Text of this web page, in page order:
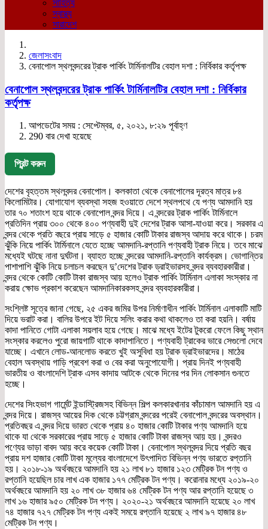
সাহিত্য
স্বাস্থ্য
সারাদেশ
জেলাসংবাদ
বেনাপোল স্থলবন্দরের ট্রাক পার্কিং টার্মিনালটির বেহাল দশা : নির্বিকার কর্তৃপক্ষ
বেনাপোল স্থলবন্দরের ট্রাক পার্কিং টার্মিনালটির বেহাল দশা : নির্বিকার
কর্তৃপক্ষ
আপডেটের সময় : সেপ্টেম্বর, ৫, ২০২১, ৮:২৯ পূর্বাহ্ণ
290 বার দেখা হয়েছে
প্রিন্ট করুন
দেশের বৃহত্তম স্থলবন্দর বেনাপোল। কলকাতা থেকে বেনাপোলের দূরত্ব মাত্র ৮৪
কিলোমিটার। যোগাযোগ ব্যবস্থা সহজ হওয়াতে দেশে স্থলপথে যে পণ্য আমদানি হয়
তার ৭০ শতাংশ হয়ে থাকে বেনাপোল বন্দর দিয়ে। এ বন্দরের ট্রাক পার্কিং টার্মিনালে
প্রতিদিন প্রায় ৩০০ থেকে ৪০০ পণ্যবাহী দুই দেশের ট্রাক আসা-যাওয়া করে। সরকার এ
বন্দর থেকে প্রতি বছরে প্রায় সাড়ে ৫ হাজার কোটি টাকার রাজস্ব আদায় করে থাকে। চরম
ঝুঁকি নিয়ে পার্কিং টার্মিনালে যেতে হচ্ছে আমদানি-রপ্তানি পণ্যবাহী ট্রাক নিয়ে। তবে মাঝে
মধ্যেই ঘটছে নানা দুর্ঘটনা। ব্যাহত হচ্ছে বন্দরের আমদানি-রপ্তানি কার্যক্রম। ভোগান্তির
পাশাপাশি ঝুঁকি নিয়ে চলাচল করছেন দু’দেশের ট্রাক ড্রাইভারসহ বন্দর ব্যবহারকারীরা।
বন্দর থেকে কোটি কোটি টাকা রাজস্ব আয় হলেও ট্রাক পার্কিং টার্মিনাল এলাকা সংস্কার না
করায় ক্ষোভ প্রকাশ করেছেন আমদানিকারকসহ বন্দর ব্যবহারকারীরা।
সংশ্লিষ্ট সূত্রে জানা গেছে, ২৫ একর জমির উপর নির্মাণাধীন পার্কিং টার্মিনাল এলাকাটি মাটি
দিয়ে ভরাট করা। বালির উপরে ইট দিয়ে সলিং করার কথা থাকলেও তা করা হয়নি। বর্ষায়
কাদা পানিতে গোটা এলাকা সয়লাব হয়ে গেছে। মাঝে মধ্যে ইটের টুকরো ফেলে কিছু স্থান
সংস্কার করলেও পুরো জায়গাটি থাকে কাদাপানিতে। পণ্যবাহী ট্রাকের ভারে সেগুলো দেবে
যাচ্ছে। এখানে লোড-আনলোড করতে খুই অসুবিধা হয় ট্রাক ড্রাইভারদের। মাঠের
বেহাল অবস্থায় গাড়ি প্রবেশ করা ও বের করা অনুপোযোগী। প্রায় দিনই পণ্যবাহী
ভারতীয় ও বাংলাদেশি ট্রাক এসব কাদায় আটকে থেকে দিনের পর দিন লোকসান গুনতে
হচ্ছে।
দেশের সিংহভাগ গার্মেন্ট ইন্ডাস্ট্রিজসহ বিভিন্ন শিল্প কলকারখানার কাঁচামাল আমদানি হয় এ
বন্দর দিয়ে। রাজস্ব আয়ের দিক থেকে চট্টগ্রাম বন্দরের পরেই বেনাপোল বন্দরের অবস্থান।
প্রতিবছর এ বন্দর দিয়ে ভারত থেকে প্রায় ৪০ হাজার কোটি টাকার পণ্য আমদানি হয়ে
থাকে যা থেকে সরকারের প্রায় সাড়ে ৫ হাজার কোটি টাকা রাজস্ব আয় হয়। বন্দরও
পণ্যের ভাড়া বাবদ আয় করে কয়েক কোটি টাকা। বেনাপোল স্থলবন্দর দিয়ে প্রতি বছর
প্রায় দশ হাজার কোটি টাকা মূল্যের বাংলাদেশে উৎপাদিত বিভিন্ন পণ্য ভারতে রপ্তানি
হয়। ২০১৮-১৯ অর্থবছরে আমদানি হয় ২১ লাখ ৮১ হাজার ১২৩ মেট্রিক টন পণ্য ও
রপ্তানি হয়েছিল চার লাখ এক হাজার ১৭৭ মেট্রিক টন পণ্য। করোনার মধ্যে ২০১৯-২০
অর্থবছরে আমদানি হয় ২০ লাখ ৩৮ হাজার ৬৪ মেট্রিক টন পণ্য আর রপ্তানি হয়েছে ৩
লাখ ১৬ হাজার ৯৫০ মেট্রিক টন পণ্য। ২০২০-২১ অর্থবছরে আমদানি হয়েছে ২০ লাখ
৭৪ হাজার ৭২৭ মেট্রিক টন পণ্য একই সময়ে রপ্তানি হয়েছে ২ লাখ ৯৭ হাজার ৪৮
মেট্রিক টন পণ্য।